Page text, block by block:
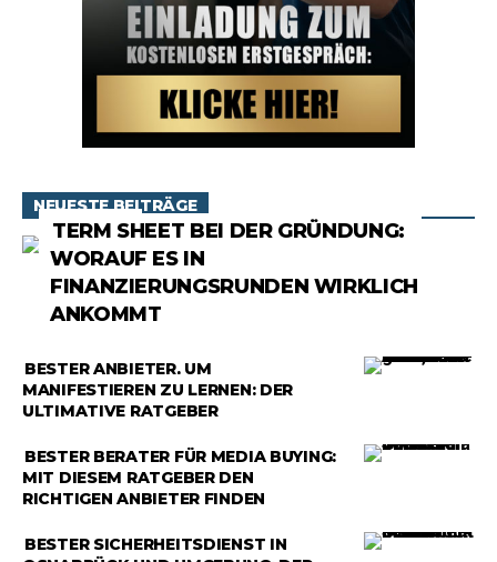
NEUESTE BEITRÄGE
TERM SHEET BEI DER GRÜNDUNG:
WORAUF ES IN
FINANZIERUNGSRUNDEN WIRKLICH
ANKOMMT
RATGEBER
BESTER ANBIETER, UM
MANIFESTIEREN ZU LERNEN: DER
ULTIMATIVE RATGEBER
RATGEBER
BESTER BERATER FÜR MEDIA BUYING:
MIT DIESEM RATGEBER DEN
RICHTIGEN ANBIETER FINDEN
RATGEBER
BESTER SICHERHEITSDIENST IN